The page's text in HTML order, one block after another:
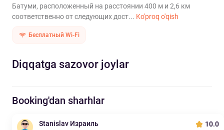
Батуми, расположенный на расстоянии 400 м и 2,6 км
соответственно от следующих дост... Ko'proq o'qish
Бесплатный Wi-Fi
Diqqatga sazovor joylar
Booking'dan sharhlar
Stanislav Израиль 10.0